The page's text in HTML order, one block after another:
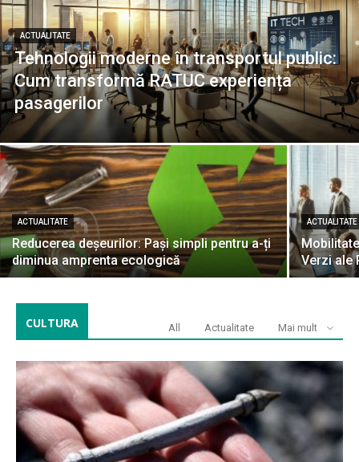
ACTUALITATE
Tehnologii moderne în transportul public:
Cum transformă RATUC experiența
pasagerilor
ACTUALITATE
Reducerea deșeurilor: Pași simpli pentru a-ți
diminua amprenta ecologică
ACTUALITATE
Verzi ale
CULTURA All Actualitate Mai mult